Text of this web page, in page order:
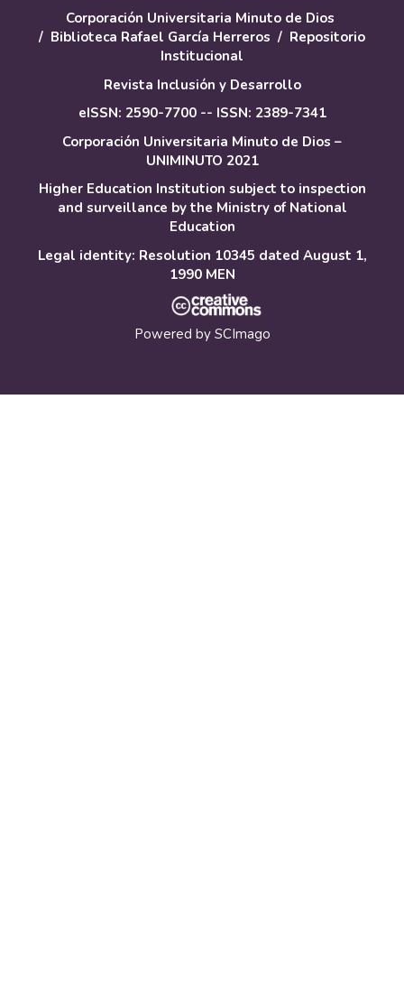
Corporación Universitaria Minuto de Dios
/ Biblioteca Rafael García Herreros / Repositorio
Institucional
Revista Inclusión y Desarrollo
eISSN: 2590-7700 -- ISSN: 2389-7341
Corporación Universitaria Minuto de Dios –
UNIMINUTO 2021
Higher Education Institution subject to inspection
and surveillance by the Ministry of National
Education
Legal identity: Resolution 10345 dated August 1,
1990 MEN
Powered by SCImago